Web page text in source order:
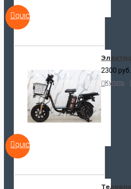
QUICKVIEW
QUICKVIEW
2300 руб.
Купить